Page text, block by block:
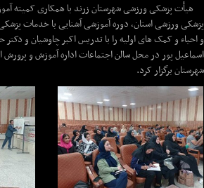
هیأت پزشکی ورزشی شهرستان زرند با همکاری کمیته
پزشکی ورزشی استان، دوره آموزشی آشنایی با خدمات
و احیاء و کمک های اولیه را با تدریس اکبر چاوشیان و
اسماعیل پور در محل سالن اجتماعات اداره آموزش و پرورش
شهرستان برگزار کرد.